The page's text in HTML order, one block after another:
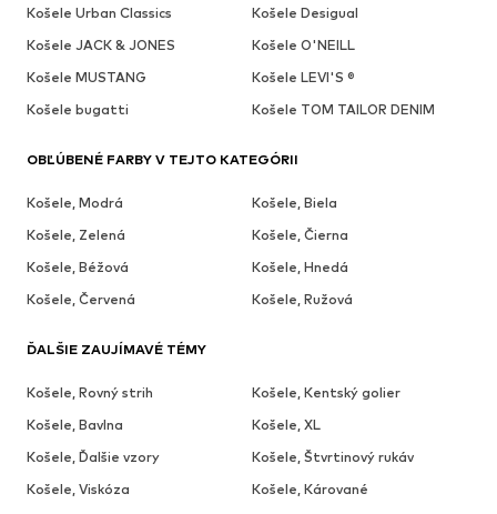
Košele Urban Classics
Košele Desigual
Košele JACK & JONES
Košele O'NEILL
Košele MUSTANG
Košele LEVI'S ®
Košele bugatti
Košele TOM TAILOR DENIM
OBĽÚBENÉ FARBY V TEJTO KATEGÓRII
Košele, Modrá
Košele, Biela
Košele, Zelená
Košele, Čierna
Košele, Béžová
Košele, Hnedá
Košele, Červená
Košele, Ružová
ĎALŠIE ZAUJÍMAVÉ TÉMY
Košele, Rovný strih
Košele, Kentský golier
Košele, Bavlna
Košele, XL
Košele, Ďalšie vzory
Košele, Štvrtinový rukáv
Košele, Viskóza
Košele, Kárované